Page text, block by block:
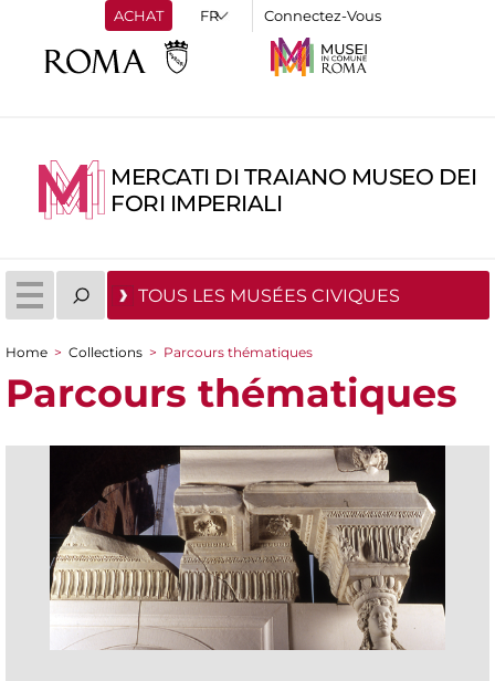
ACHAT Connectez-Vous
MERCATI DI TRAIANO MUSEO DEI
FORI IMPERIALI
TOUS LES MUSÉES CIVIQUES
You are here
Home > Collections > Parcours thématiques
Parcours thématiques